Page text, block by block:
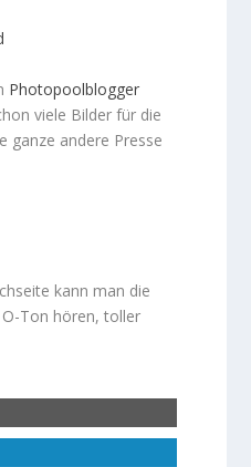
Photopoolblogger
viele Bilder für die
ganze andere Presse
kann man die
Ton hören, toller